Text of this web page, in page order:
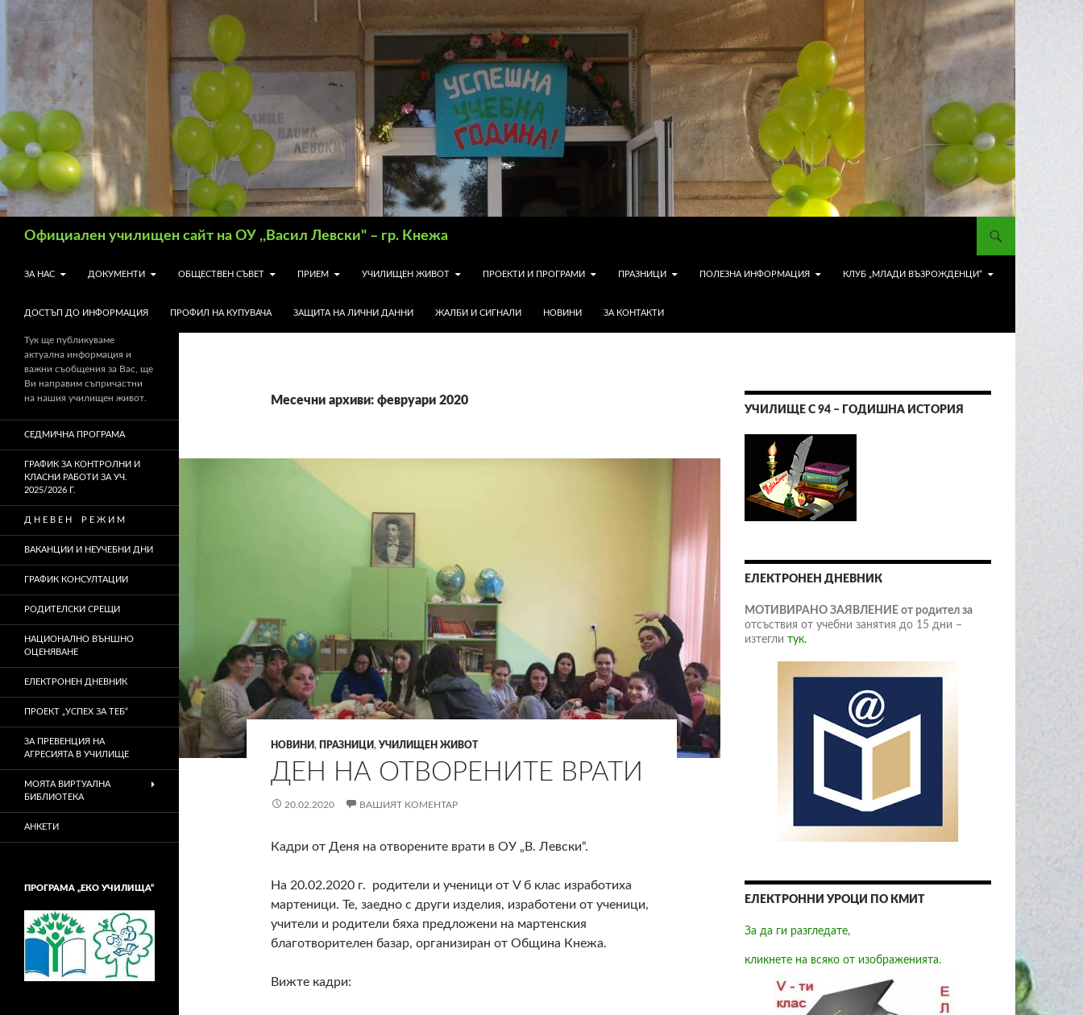
Официален училищен сайт на ОУ ,,Васил Левски" – гр. Кнежа
ЗА НАС
ДОКУМЕНТИ ОБЩЕСТВЕН СЪВЕТ ПРИЕМ УЧИЛИЩЕН ЖИВОТ ПРОЕКТИ И ПРОГРАМИ ПРАЗНИЦИ ПОЛЕЗНА ИНФОРМАЦИЯ КЛУБ „МЛАДИ ВЪЗРОЖДЕНЦИ“
ДОСТЪП ДО ИНФОРМАЦИЯ ПРОФИЛ НА КУПУВАЧА ЗАЩИТА НА ЛИЧНИ ДАННИ ЖАЛБИ И СИГНАЛИ НОВИНИ ЗА КОНТАКТИ
Месечни архиви: февруари 2020
НОВИНИ, ПРАЗНИЦИ, УЧИЛИЩЕН ЖИВОТ
ДЕН НА ОТВОРЕНИТЕ ВРАТИ
20.02.2020 ВАШИЯТ КОМЕНТАР
Кадри от Деня на отворените врати в ОУ „В. Левски“.
На 20.02.2020 г. родители и ученици от V б клас изработиха
мартеници. Те, заедно с други изделия, изработени от ученици,
учители и родители бяха предложени на мартенския
благотворителен базар, организиран от Община Кнежа.
Вижте кадри:
УЧИЛИЩЕ С 94 – ГОДИШНА ИСТОРИЯ
ЕЛЕКТРОНЕН ДНЕВНИК
МОТИВИРАНО ЗАЯВЛЕНИЕ от родител за
отсъствия от учебни занятия до 15 дни –
изтегли тук.
ЕЛЕКТРОННИ УРОЦИ ПО КМИТ
За да ги разгледате,
кликнете на всяко от изображенията.
Тук ще публикуваме
актуална информация и
важни съобщения за Вас, ще
Ви направим съпричастни
на нашия училищен живот.
СЕДМИЧНА ПРОГРАМА
ГРАФИК ЗА КОНТРОЛНИ И
КЛАСНИ РАБОТИ ЗА УЧ.
2025/2026 Г.
Д Н Е В Е Н Р Е Ж И М
ВАКАНЦИИ И НЕУЧЕБНИ ДНИ
ГРАФИК КОНСУЛТАЦИИ
РОДИТЕЛСКИ СРЕЩИ
НАЦИОНАЛНО ВЪНШНО
ОЦЕНЯВАНЕ
ЕЛЕКТРОНЕН ДНЕВНИК
ПРОЕКТ „УСПЕХ ЗА ТЕБ“
ЗА ПРЕВЕНЦИЯ НА
АГРЕСИЯТА В УЧИЛИЩЕ
МОЯТА ВИРТУАЛНА
БИБЛИОТЕКА
АНКЕТИ
ПРОГРАМА „ЕКО УЧИЛИЩА“